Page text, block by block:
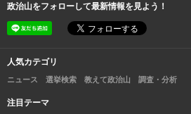
政治山をフォローして最新情報を見よう！
人気カテゴリ
ニュース 選挙検索 教えて政治山 調査・分析
注目テーマ